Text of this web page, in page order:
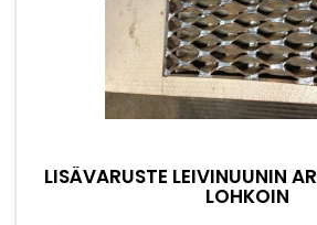
LISÄVARUSTE LEIVINUUNIN
LOHKOIN